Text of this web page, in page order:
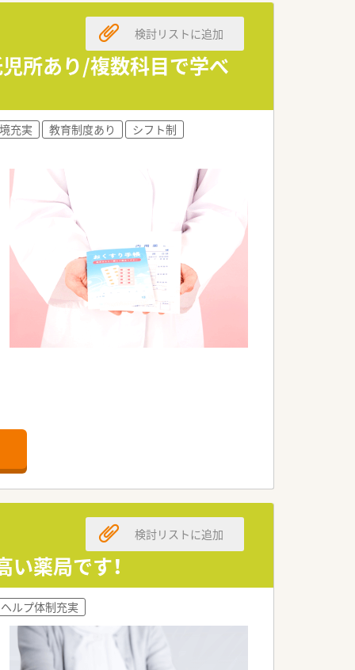
所あり/複数科目で学べ
検討リストに追加
充実 教育制度あり シフト制
薬局です！
検討リストに追加
ヘルプ体制充実